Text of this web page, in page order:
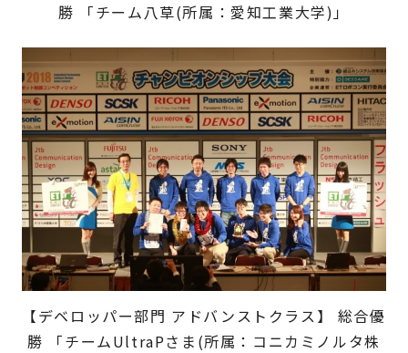
勝 「チーム八草(所属：愛知工業大学)」
【デベロッパー部門 アドバンストクラス】 総合優
勝 「チームUltraPさま(所属：コニカミノルタ株